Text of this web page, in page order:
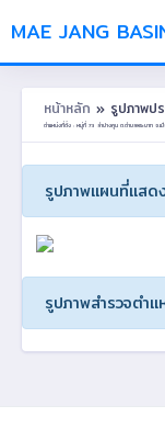
MAE JANG
หน้าหลัก » รูปภาพป
ตำแหน่งที่ตั้ง : หมู่ที่ 73 ลำปางคูน ต.ตำบลพระบาท อ.เมื
รูปภาพแผนที่แสด
รูปภาพสำรวจตำ